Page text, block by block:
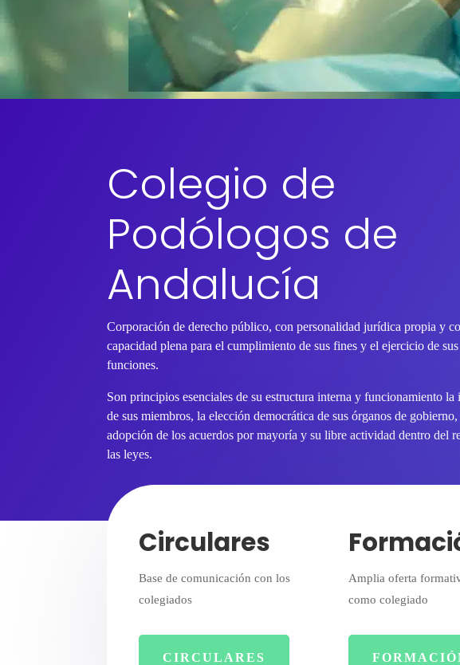
Colegio de
Podólogos de
Andalucía
Corporación de derecho público, con personalidad jurídica propia y
capacidad plena para el cumplimiento de sus fines y el ejercicio de sus
funciones.
Son principios esenciales de su estructura interna y funcionamiento la
de sus miembros, la elección democrática de sus órganos de gobierno,
adopción de los acuerdos por mayoría y su libre actividad dentro del
las leyes.
Circulares
Base de comunicación con los
colegiados
CIRCULARES
Amplia oferta
como colegiado